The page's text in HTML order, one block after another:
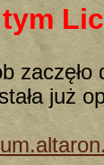
już